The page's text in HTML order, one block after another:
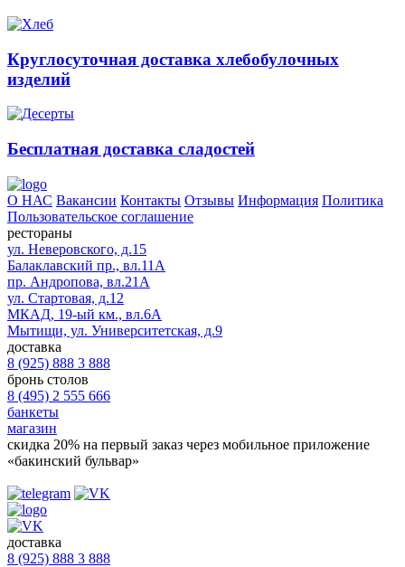
Круглосуточная доставка хлебобулочных
изделий
Бесплатная доставка сладостей
О НАС Вакансии Контакты Отзывы Информация Политика
Пользовательское соглашение
рестораны
ул. Неверовского, д.15
Балаклавский пр., вл.11А
пр. Андропова, вл.21А
ул. Стартовая, д.12
МКАД, 19-ый км., вл.6А
Мытищи, ул. Университетская, д.9
доставка
8 (925) 888 3 888
бронь столов
8 (495) 2 555 666
банкеты
магазин
скидка 20% на первый заказ через мобильное приложение
«бакинский бульвар»
доставка
8 (925) 888 3 888